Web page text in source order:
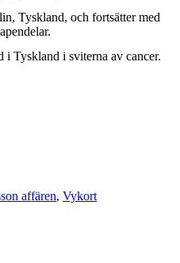
Tyskland, och fortsätter med
i Tyskland i sviterna av cancer.
affären, Vykort